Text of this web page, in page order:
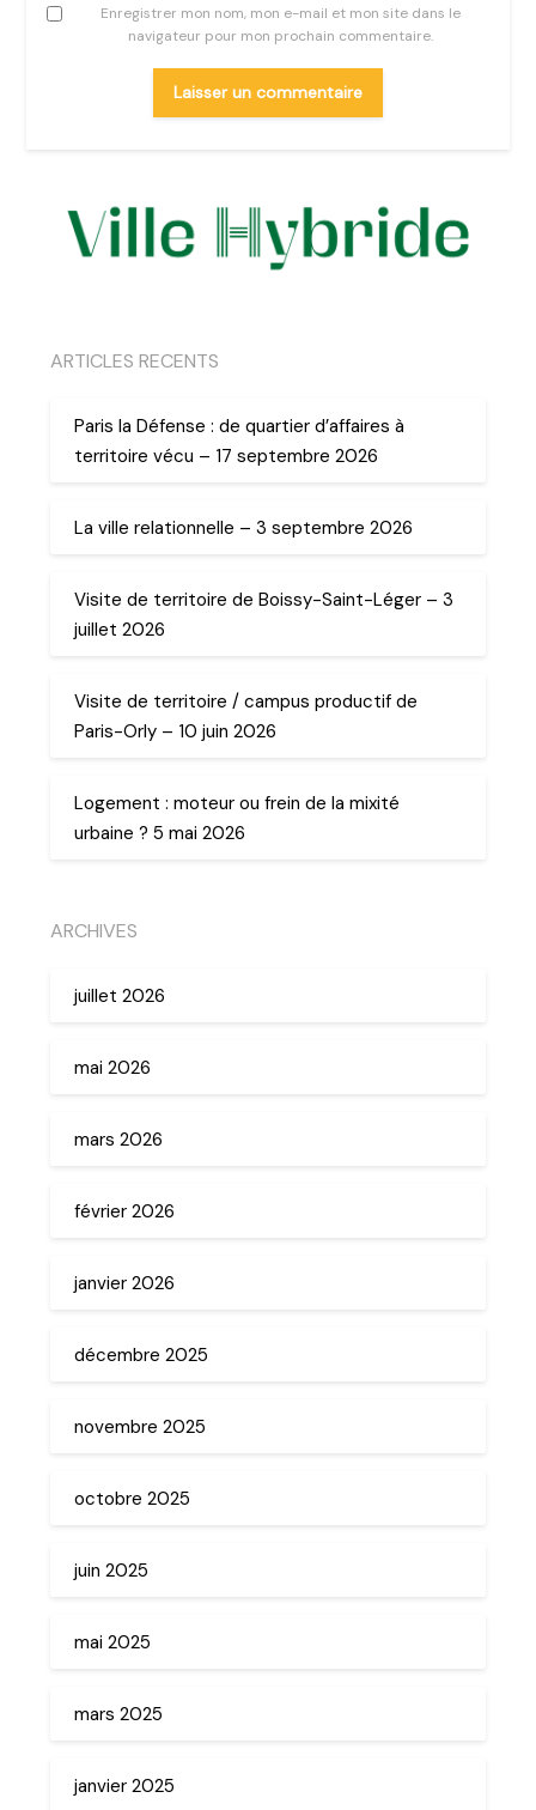
Enregistrer mon nom, mon e-mail et mon site dans le
navigateur pour mon prochain commentaire.
ARTICLES RECENTS
Paris la Défense : de quartier d’affaires à
territoire vécu – 17 septembre 2026
La ville relationnelle – 3 septembre 2026
Visite de territoire de Boissy-Saint-Léger – 3
juillet 2026
Visite de territoire / campus productif de
Paris-Orly – 10 juin 2026
Logement : moteur ou frein de la mixité
urbaine ? 5 mai 2026
ARCHIVES
juillet 2026
mai 2026
mars 2026
février 2026
janvier 2026
décembre 2025
novembre 2025
octobre 2025
juin 2025
mai 2025
mars 2025
janvier 2025